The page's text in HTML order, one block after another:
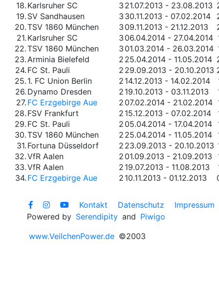
18. Karlsruher SC 3 21.07.2013 - 23.08.2013
19. SV Sandhausen 3 30.11.2013 - 07.02.2014
20.TSV 1860 München 3 09.11.2013 - 21.12.2013
21. Karlsruher SC 3 06.04.2014 - 27.04.2014
22.TSV 1860 München 3 01.03.2014 - 26.03.2014
23.Arminia Bielefeld 2 25.04.2014 - 11.05.2014
24. FC St. Pauli 2 29.09.2013 - 20.10.2013
25. 1. FC Union Berlin 2 14.12.2013 - 14.02.2014
26. Dynamo Dresden 2 19.10.2013 - 03.11.2013
27. FC Erzgebirge Aue 2 07.02.2014 - 21.02.2014
28. FSV Frankfurt 2 15.12.2013 - 07.02.2014
29. FC St. Pauli 2 05.04.2014 - 17.04.2014
30.TSV 1860 München 2 25.04.2014 - 11.05.2014
31. Fortuna Düsseldorf 2 23.09.2013 - 20.10.2013
32.VfR Aalen 2 01.09.2013 - 21.09.2013
33.VfR Aalen 2 19.07.2013 - 11.08.2013
34. FC Erzgebirge Aue 2 10.11.2013 - 01.12.2013
Kontakt Datenschutz
Impressum
Powered by Serendipity and Piwigo
www.VeilchenPower.de ©2003